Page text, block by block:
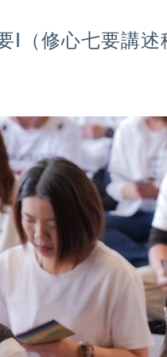
Ⅰ（修心七要講述